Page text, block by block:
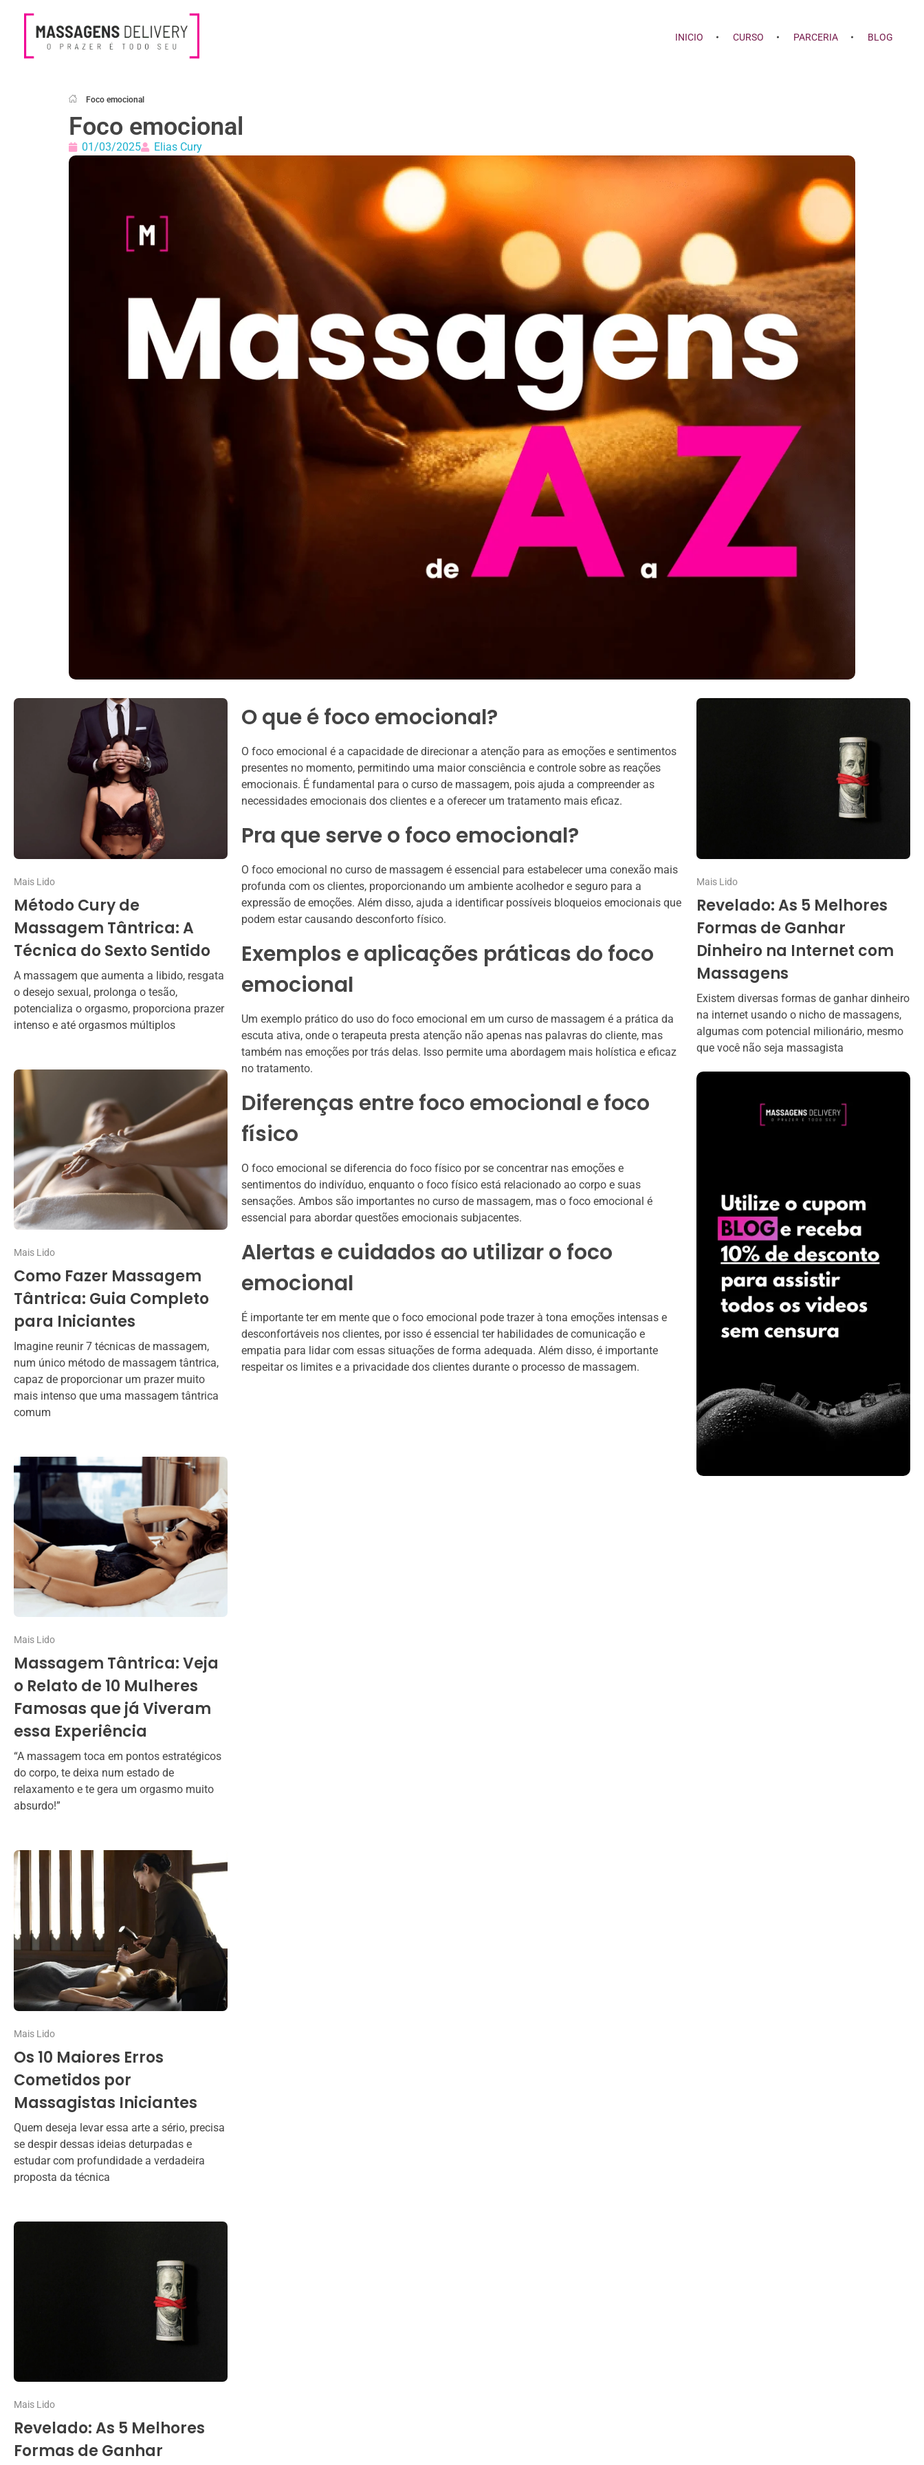
INICIO CURSO PARCERIA BLOG
Foco emocional
Foco emocional
01/03/2025 Elias Cury
Mais Lido
Método Cury de
Massagem Tântrica: A
Técnica do Sexto Sentido
A massagem que aumenta a libido, resgata
o desejo sexual, prolonga o tesão,
potencializa o orgasmo, proporciona prazer
intenso e até orgasmos múltiplos
Mais Lido
Como Fazer Massagem
Tântrica: Guia Completo
para Iniciantes
Imagine reunir 7 técnicas de massagem,
num único método de massagem tântrica,
capaz de proporcionar um prazer muito
mais intenso que uma massagem tântrica
comum
Mais Lido
Massagem Tântrica: Veja
o Relato de 10 Mulheres
Famosas que já Viveram
essa Experiência
“A massagem toca em pontos estratégicos
do corpo, te deixa num estado de
relaxamento e te gera um orgasmo muito
absurdo!”
Mais Lido
Os 10 Maiores Erros
Cometidos por
Massagistas Iniciantes
Quem deseja levar essa arte a sério, precisa
se despir dessas ideias deturpadas e
estudar com profundidade a verdadeira
proposta da técnica
Mais Lido
Revelado: As 5 Melhores
Formas de Ganhar
O que é foco emocional?
O foco emocional é a capacidade de direcionar a atenção para as emoções e sentimentos
presentes no momento, permitindo uma maior consciência e controle sobre as reações
emocionais. É fundamental para o curso de massagem, pois ajuda a compreender as
necessidades emocionais dos clientes e a oferecer um tratamento mais eficaz.
Pra que serve o foco emocional?
O foco emocional no curso de massagem é essencial para estabelecer uma conexão mais
profunda com os clientes, proporcionando um ambiente acolhedor e seguro para a
expressão de emoções. Além disso, ajuda a identificar possíveis bloqueios emocionais que
podem estar causando desconforto físico.
Exemplos e aplicações práticas do foco
emocional
Um exemplo prático do uso do foco emocional em um curso de massagem é a prática da
escuta ativa, onde o terapeuta presta atenção não apenas nas palavras do cliente, mas
também nas emoções por trás delas. Isso permite uma abordagem mais holística e eficaz
no tratamento.
Diferenças entre foco emocional e foco
físico
O foco emocional se diferencia do foco físico por se concentrar nas emoções e
sentimentos do indivíduo, enquanto o foco físico está relacionado ao corpo e suas
sensações. Ambos são importantes no curso de massagem, mas o foco emocional é
essencial para abordar questões emocionais subjacentes.
Alertas e cuidados ao utilizar o foco
emocional
É importante ter em mente que o foco emocional pode trazer à tona emoções intensas e
desconfortáveis nos clientes, por isso é essencial ter habilidades de comunicação e
empatia para lidar com essas situações de forma adequada. Além disso, é importante
respeitar os limites e a privacidade dos clientes durante o processo de massagem.
Mais Lido
Revelado: As 5 Melhores
Formas de Ganhar
Dinheiro na Internet com
Massagens
Existem diversas formas de ganhar dinheiro
na internet usando o nicho de massagens,
algumas com potencial milionário, mesmo
que você não seja massagista